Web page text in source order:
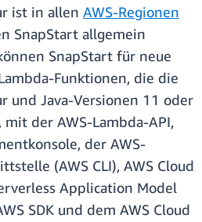
ist in allen AWS-Regionen
SnapStart allgemein
SnapStart für neue
Funktionen, die die
und Java-Versionen 11 oder
der AWS-Lambda-API,
der AWS-
(AWS CLI), AWS Cloud
Application Model
SDK und dem AWS Cloud